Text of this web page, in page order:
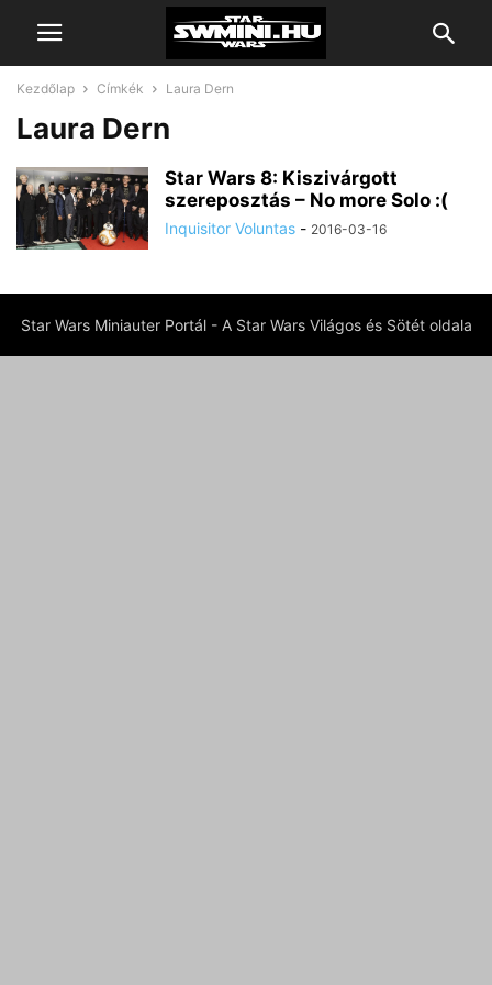
Kezdőlap Címkék Laura Dern
Laura Dern
Star Wars 8: Kiszivárgott
szereposztás – No more Solo :(
Inquisitor Voluntas - 2016-03-16
Star Wars Miniauter Portál - A Star Wars Világos és Sötét oldala